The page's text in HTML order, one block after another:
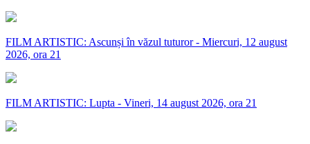
FILM ARTISTIC: Ascunși în văzul tuturor - Miercuri, 12 august
2026, ora 21
FILM ARTISTIC: Lupta - Vineri, 14 august 2026, ora 21